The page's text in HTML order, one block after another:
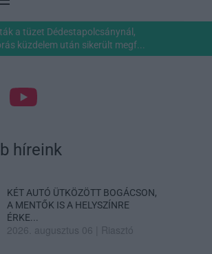
a tüzet Dédestapolcsánynál,
küzdelem után sikerült megf...
híreink
KÉT AUTÓ ÜTKÖZÖTT BOGÁCSON,
A MENTŐK IS A HELYSZÍNRE
ÉRKE...
2026. augusztus 06 Riasztó